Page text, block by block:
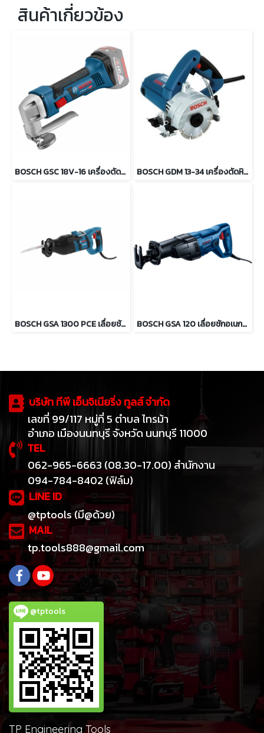
สินค้าเกี่ยวข้อง
BOSCH GSC 18V-16 เครื่องตัดแผ่นโลหะไร้สาย 18V (ตัวเปล่า) BOSCH GDM 13-34 เครื่องตัดหินอ่อน 1300 วัตต์ (ไม่มีสายน้ำ)
BOSCH GSA 1300 PCE เลื่อยชักอเนกประสงค์ 1,300 วัตต์ BOSCH GSA 120 เลื่อยชักอเนกประสงค์ 1200 วัตต์
บริษัท ทีพี เอ็นจิเนียริ่ง ทูลส์ จำกัด
เลขที่ 99/117 หมู่ที่ 5 ตำบล ไทรม้า
อำเภอ เมืองนนทบุรี จังหวัด นนทบุรี 11000
TEL
062-965-6663 (08.30-17.00) สำนักงาน
094-784-8402 (ฟิล์ม)
LINE ID
@tptools (มี@ด้วย)
MAIL
tp.tools888@gmail.com
@tptools
TP Engineering Tools